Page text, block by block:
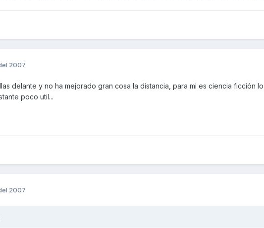
2007
delante y no ha mejorado gran cosa la distancia, para mi es ciencia
poco util...
2007